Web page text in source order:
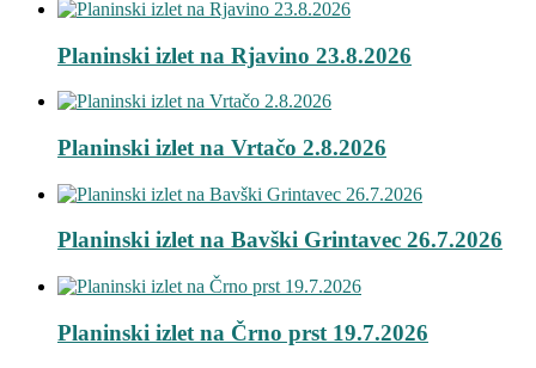
Planinski izlet na Rjavino 23.8.2026
Planinski izlet na Vrtačo 2.8.2026
Planinski izlet na Bavški Grintavec 26.7.2026
Planinski izlet na Črno prst 19.7.2026